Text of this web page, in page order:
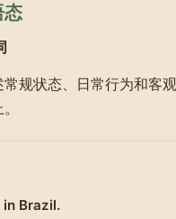
态
常规状态、日常行为和
Brazil.